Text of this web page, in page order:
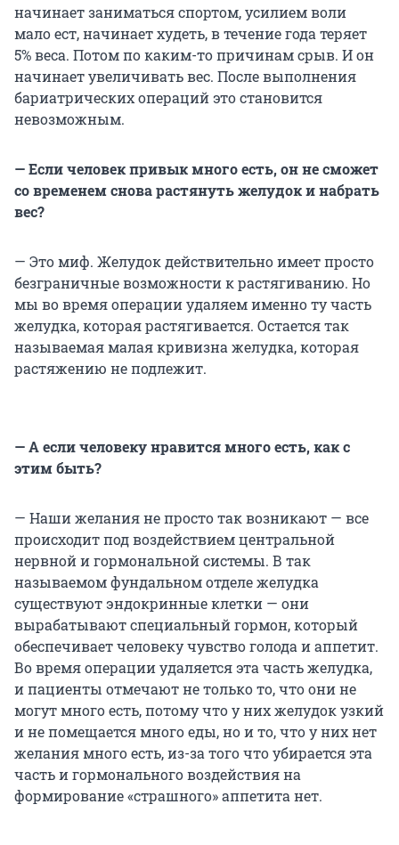
начинает заниматься спортом, усилием воли
мало ест, начинает худеть, в течение года теряет
5% веса. Потом по каким-то причинам срыв. И он
начинает увеличивать вес. После выполнения
бариатрических операций это становится
невозможным.
— Если человек привык много есть, он не сможет
со временем снова растянуть желудок и набрать
вес?
— Это миф. Желудок действительно имеет просто
безграничные возможности к растягиванию. Но
мы во время операции удаляем именно ту часть
желудка, которая растягивается. Остается так
называемая малая кривизна желудка, которая
растяжению не подлежит.
— А если человеку нравится много есть, как с
этим быть?
— Наши желания не просто так возникают — все
происходит под воздействием центральной
нервной и гормональной системы. В так
называемом фундальном отделе желудка
существуют эндокринные клетки — они
вырабатывают специальный гормон, который
обеспечивает человеку чувство голода и аппетит.
Во время операции удаляется эта часть желудка,
и пациенты отмечают не только то, что они не
могут много есть, потому что у них желудок узкий
и не помещается много еды, но и то, что у них нет
желания много есть, из-за того что убирается эта
часть и гормонального воздействия на
формирование «страшного» аппетита нет.